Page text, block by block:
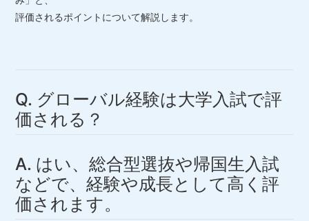
評価されるポイントについて解説します。
Q. グローバル経験は大学入試で評
価される？
A. はい、総合型選抜や帰国生入試
などで、経験や成長として高く評
価されます。